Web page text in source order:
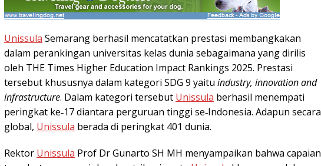
Unissula Semarang berhasil mencatatkan prestasi membangkakan
dalam perankingan universitas kelas dunia sebagaimana yang dirilis
oleh THE Times Higher Education Impact Rankings 2025. Prestasi
tersebut khususnya dalam kategori SDG 9 yaitu industry, innovation and
infrastructure. Dalam kategori tersebut Unissula berhasil menempati
peringkat ke‑17 diantara perguruan tinggi se‑Indonesia. Adapun secara
global, Unissula berada di peringkat 401 dunia.
Rektor Unissula Prof Dr Gunarto SH MH menyampaikan bahwa capaian